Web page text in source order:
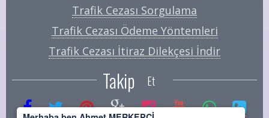
Trafik Cezası Sorgulama
Trafik Cezası Ödeme Yöntemleri
Trafik Cezası İtiraz Dilekçesi İndir
Takip Et